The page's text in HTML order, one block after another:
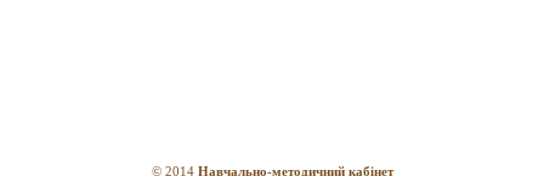
© 2014 Навчально-методичний кабінет